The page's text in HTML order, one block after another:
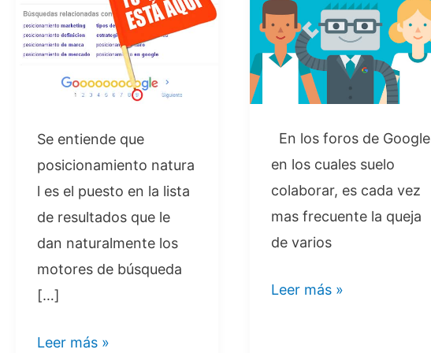
Se entiende que
posicionamiento natura
l es el puesto en la lista
de resultados que le
dan naturalmente los
motores de búsqueda
[…]
Posicionamiento
Leer más »
En los foros de Google
en los cuales suelo
colaborar, es cada vez
mas frecuente la queja
de varios
Google
Leer más »